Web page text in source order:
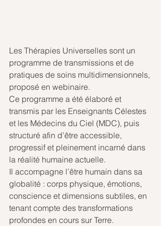
Les Thérapies Universelles sont un
programme de transmissions et de
pratiques de soins multidimensionnels,
proposé en webinaire.
Ce programme a été élaboré et
transmis par les Enseignants Célestes
et les Médecins du Ciel (MDC), puis
structuré afin d’être accessible,
progressif et pleinement incarné dans
la réalité humaine actuelle.
Il accompagne l’être humain dans sa
globalité : corps physique, émotions,
conscience et dimensions subtiles, en
tenant compte des transformations
profondes en cours sur Terre.